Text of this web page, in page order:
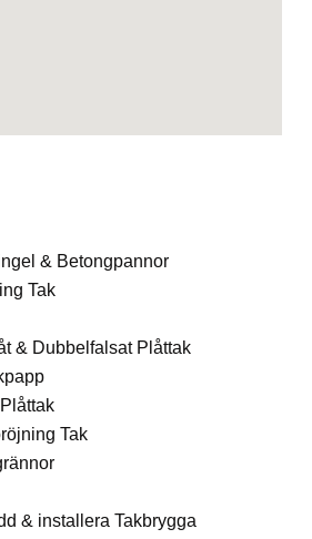
& Betongpannor
Tak
& Dubbelfalsat Plåttak
Tak
& installera Takbrygga